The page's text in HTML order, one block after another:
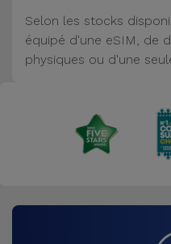
Selon les stocks
équipé d'une eSIM, de
physiques ou d'une